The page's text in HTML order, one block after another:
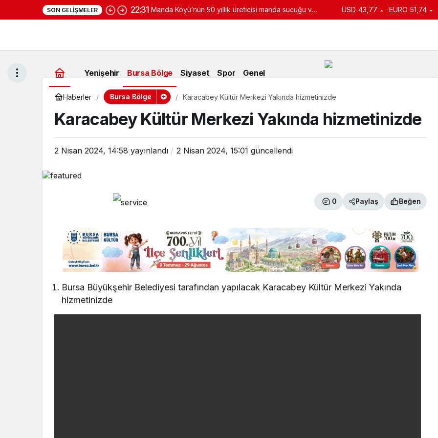
SON GELIŞMELER 22:31 Manda Köyü’nün 50 yıllık üreticisi manda sucuğu ve USD 43,77 EURO 51,74
Yenişehir Bursa Bölge Siyaset Spor Genel
Haberler Bursa Bölge Karacabey Kültür Merkezi Yakında hizmetinizde
Karacabey Kültür Merkezi Yakında hizmetinizde
2 Nisan 2024, 14:58 yayınlandı 2 Nisan 2024, 15:01 güncellendi
0 Paylaş Beğen
Bursa Büyükşehir Belediyesi tarafından yapılacak Karacabey Kültür Merkezi Yakında
hizmetinizde